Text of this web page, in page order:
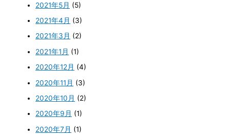
2021年5月 (5)
2021年4月 (3)
2021年3月 (2)
2021年1月 (1)
2020年12月 (4)
2020年11月 (3)
2020年10月 (2)
2020年9月 (1)
2020年7月 (1)